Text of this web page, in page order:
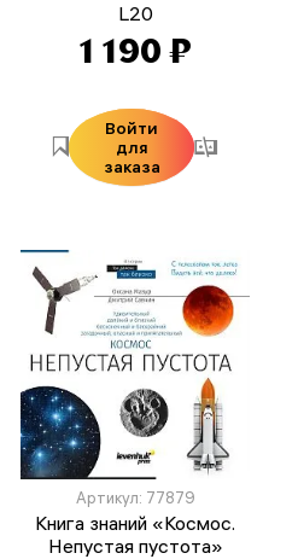
L20
1 190 ₽
Войти
для
заказа
Артикул: 77879
Книга знаний «Космос.
Непустая пустота»